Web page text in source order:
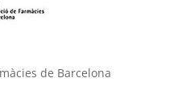
de Barcelona